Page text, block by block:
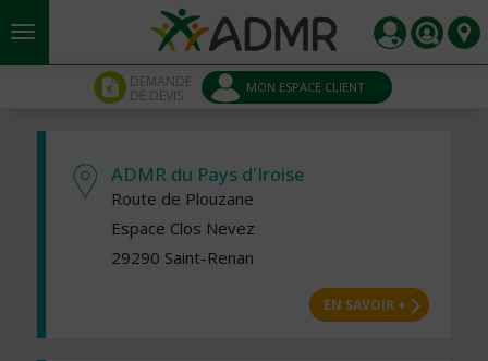
Aller au contenu principal
DEMANDE
DE DEVIS MON ESPACE CLIENT
ADMR du Pays d'Iroise
Route de Plouzane
Espace Clos Nevez
29290 Saint-Renan
EN SAVOIR +
Panneau de gestion des cookies